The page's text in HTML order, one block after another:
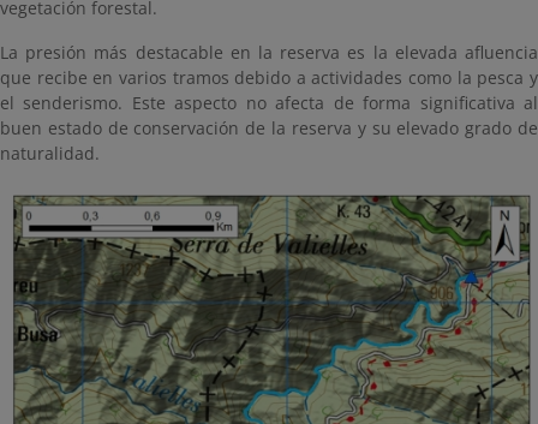
vegetación forestal.
La presión más destacable en la reserva es la elevada afluencia
que recibe en varios tramos debido a actividades como la pesca y
el senderismo. Este aspecto no afecta de forma significativa al
buen estado de conservación de la reserva y su elevado grado de
naturalidad.